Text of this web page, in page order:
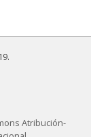
Atribución-